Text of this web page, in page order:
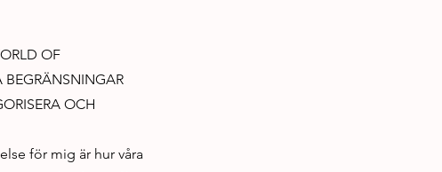
OF
BEGRÄNSNINGAR
OCH
för mig är hur våra